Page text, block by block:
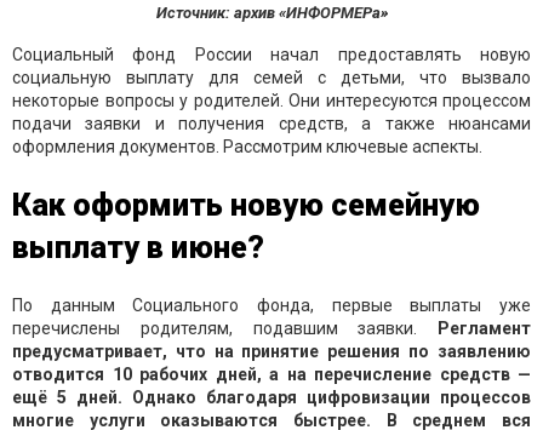
Источник: архив «ИНФОРМЕРа»
Социальный фонд России начал предоставлять новую
социальную выплату для семей с детьми, что вызвало
некоторые вопросы у родителей. Они интересуются процессом
подачи заявки и получения средств, а также нюансами
оформления документов. Рассмотрим ключевые аспекты.
Как оформить новую семейную
выплату в июне?
По данным Социального фонда, первые выплаты уже
перечислены родителям, подавшим заявки.
Регламент
предусматривает, что на принятие решения по заявлению
отводится 10 рабочих дней, а на перечисление средств —
ещё 5 дней. Однако благодаря цифровизации процессов
многие услуги оказываются быстрее. В среднем вся